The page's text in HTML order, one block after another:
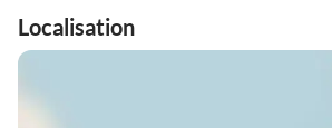
Localisation